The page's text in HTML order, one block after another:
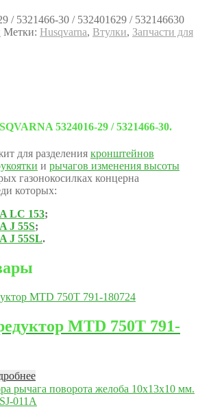
/ 5321466-30 / 532401629 / 532146630
Метки: Husqvarna, Втулки, Запчасти для
5324016-29 / 5321466-30.
для разделения кронштейнов
и рычагов изменения высоты
газонокосилках концерна
которых:
LC 153;
J 55S;
J 55SL.
MTD 750T 791-